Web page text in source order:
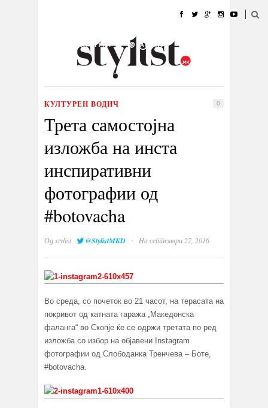
УБАВИНА
КУЛТУРА @РАБОТА
ИЗЛОГ
КУЛТУРЕН ВОДИЧ 0
Трета самостојна
изложба на инста
инспиративни
фотографии од
#botovacha
Одstylist @StylistMKD · На септември 27, 2016
Во среда, со почеток во 21 часот, на терасата на
покривот од катната гаража „Македонска
фаланга“ во Скопје ќе се одржи третата по ред
изложба со избор на објавени Instagram
фотографии од Слободанка Тренчева – Боте,
#botovacha.